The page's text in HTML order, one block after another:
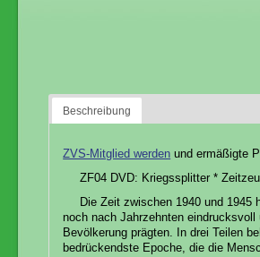
Beschreibung
ZVS-Mitglied werden und ermäßigte
ZF04 DVD: Kriegssplitter *
Die Zeit zwischen 1940 und
noch nach Jahrzehnten
Bevölkerung prägten. In drei Teilen
bedrückendste Epoche, die die